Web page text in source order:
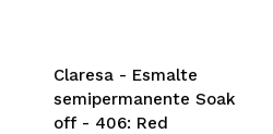
Claresa - Esmalte
semipermanente Soak
off - 406: Red